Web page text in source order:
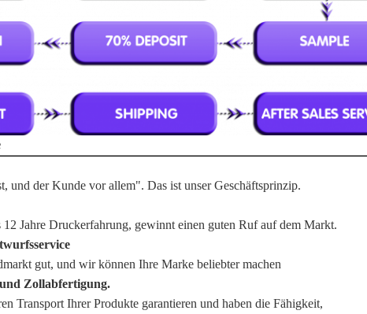
und der Kunde vor allem". Das ist unser Geschäftsprinzip.
12 Jahre Druckerfahrung, gewinnt einen guten Ruf auf dem Markt.
gut, und wir können Ihre Marke beliebter machen
Zollabfertigung.
Transport Ihrer Produkte garantieren und haben die Fähigkeit,